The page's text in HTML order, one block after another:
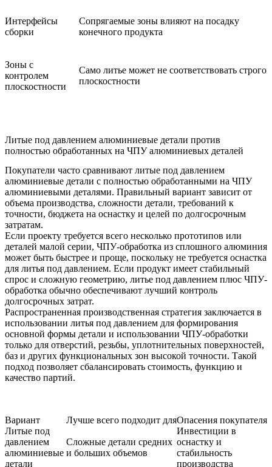
Интерфейсы
сборки
Сопрягаемые зоны влияют на посадку
конечного продукта
Зоны с
контролем
плоскостности
Само литье может не соответствовать строгой
плоскостности
Литые под давлением алюминиевые детали против
полностью обработанных на ЧПУ алюминиевых деталей
Покупатели часто сравнивают литые под давлением
алюминиевые детали с полностью обработанными на ЧПУ
алюминиевыми деталями. Правильный вариант зависит от
объема производства, сложности детали, требований к
точности, бюджета на оснастку и целей по долгосрочным
затратам.
Если проекту требуется всего несколько прототипов или
деталей малой серии, ЧПУ-обработка из сплошного алюминия
может быть быстрее и проще, поскольку не требуется оснастка
для литья под давлением. Если продукт имеет стабильный
спрос и сложную геометрию, литье под давлением плюс ЧПУ-
обработка обычно обеспечивают лучший контроль
долгосрочных затрат.
Распространенная производственная стратегия заключается в
использовании литья под давлением для формирования
основной формы детали и использовании ЧПУ-обработки
только для отверстий, резьбы, уплотнительных поверхностей,
баз и других функциональных зон высокой точности. Такой
подход позволяет сбалансировать стоимость, функцию и
качество партий.
Вариант Лучше всего подходит дляОпасения покупателя
Литые под
давлением
алюминиевые
детали
Сложные детали средних
и больших объемов
Инвестиции в
оснастку и
стабильность
производства